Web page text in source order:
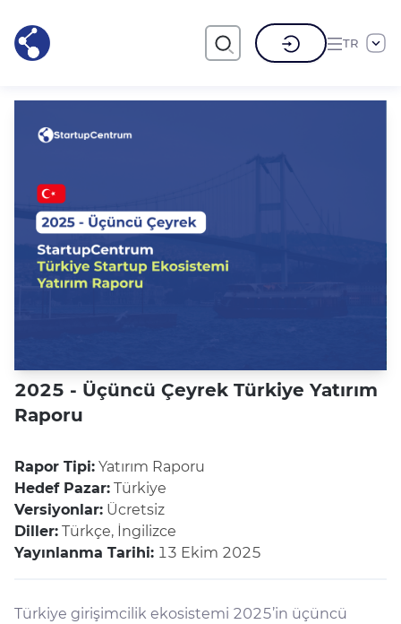
TR
2025 - Üçüncü Çeyrek Türkiye Yatırım
Raporu
Rapor Tipi: Yatırım Raporu
Hedef Pazar: Türkiye
Versiyonlar: Ücretsiz
Diller: Türkçe, İngilizce
Yayınlanma Tarihi: 13 Ekim 2025
Türkiye girişimcilik ekosistemi 2025’in üçüncü